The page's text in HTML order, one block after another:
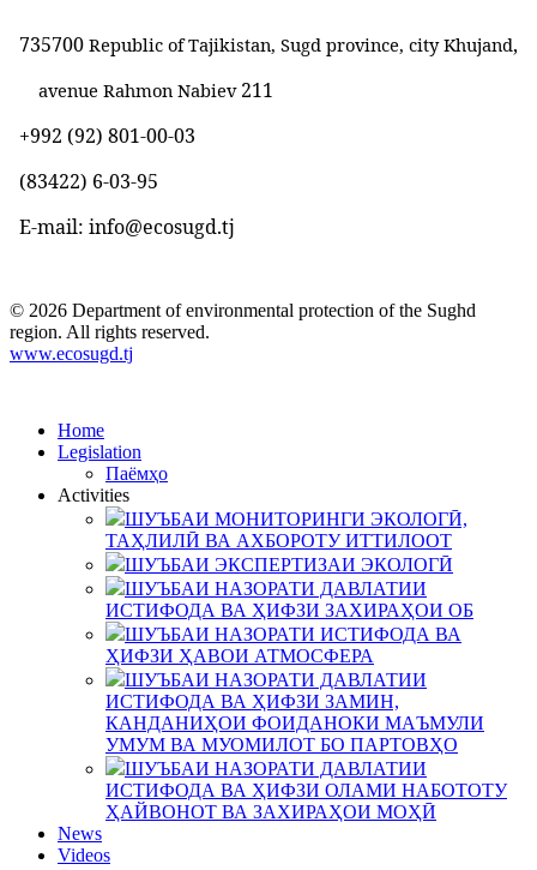
735700 Republic of Tajikistan, Sugd province, city Khujand,
avenue Rahmon Nabiev211
+992 (92) 801-00-03
(83422) 6-03-95
E-mail: info@ecosugd.tj
© 2026 Department of environmental protection of the Sughd
region. All rights reserved.
www.ecosugd.tj
Home
Legislation
Паёмҳо
Activities
ШУЪБАИ МОНИТОРИНГИ ЭКОЛОГӢ,
ТАҲЛИЛӢ ВА АХБОРОТУ ИТТИЛООТ
ШУЪБАИ ЭКСПЕРТИЗАИ ЭКОЛОГӢ
ШУЪБАИ НАЗОРАТИ ДАВЛАТИИ
ИСТИФОДА ВА ҲИФЗИ ЗАХИРАҲОИ ОБ
ШУЪБАИ НАЗОРАТИ ИСТИФОДА ВА
ҲИФЗИ ҲАВОИ АТМОСФЕРА
ШУЪБАИ НАЗОРАТИ ДАВЛАТИИ
ИСТИФОДА ВА ҲИФЗИ ЗАМИН,
КАНДАНИҲОИ ФОИДАНОКИ МАЪМУЛИ
УМУМ ВА МУОМИЛОТ БО ПАРТОВҲО
ШУЪБАИ НАЗОРАТИ ДАВЛАТИИ
ИСТИФОДА ВА ҲИФЗИ ОЛАМИ НАБОТОТУ
ҲАЙВОНОТ ВА ЗАХИРАҲОИ МОҲӢ
News
Videos